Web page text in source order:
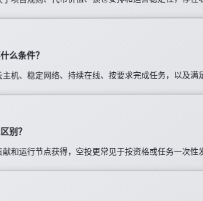
么条件？
机、稳定网络、持续在线、按要求完成任务，以及满
别？
和运行节点获得，空投更常见于按资格或任务一次性